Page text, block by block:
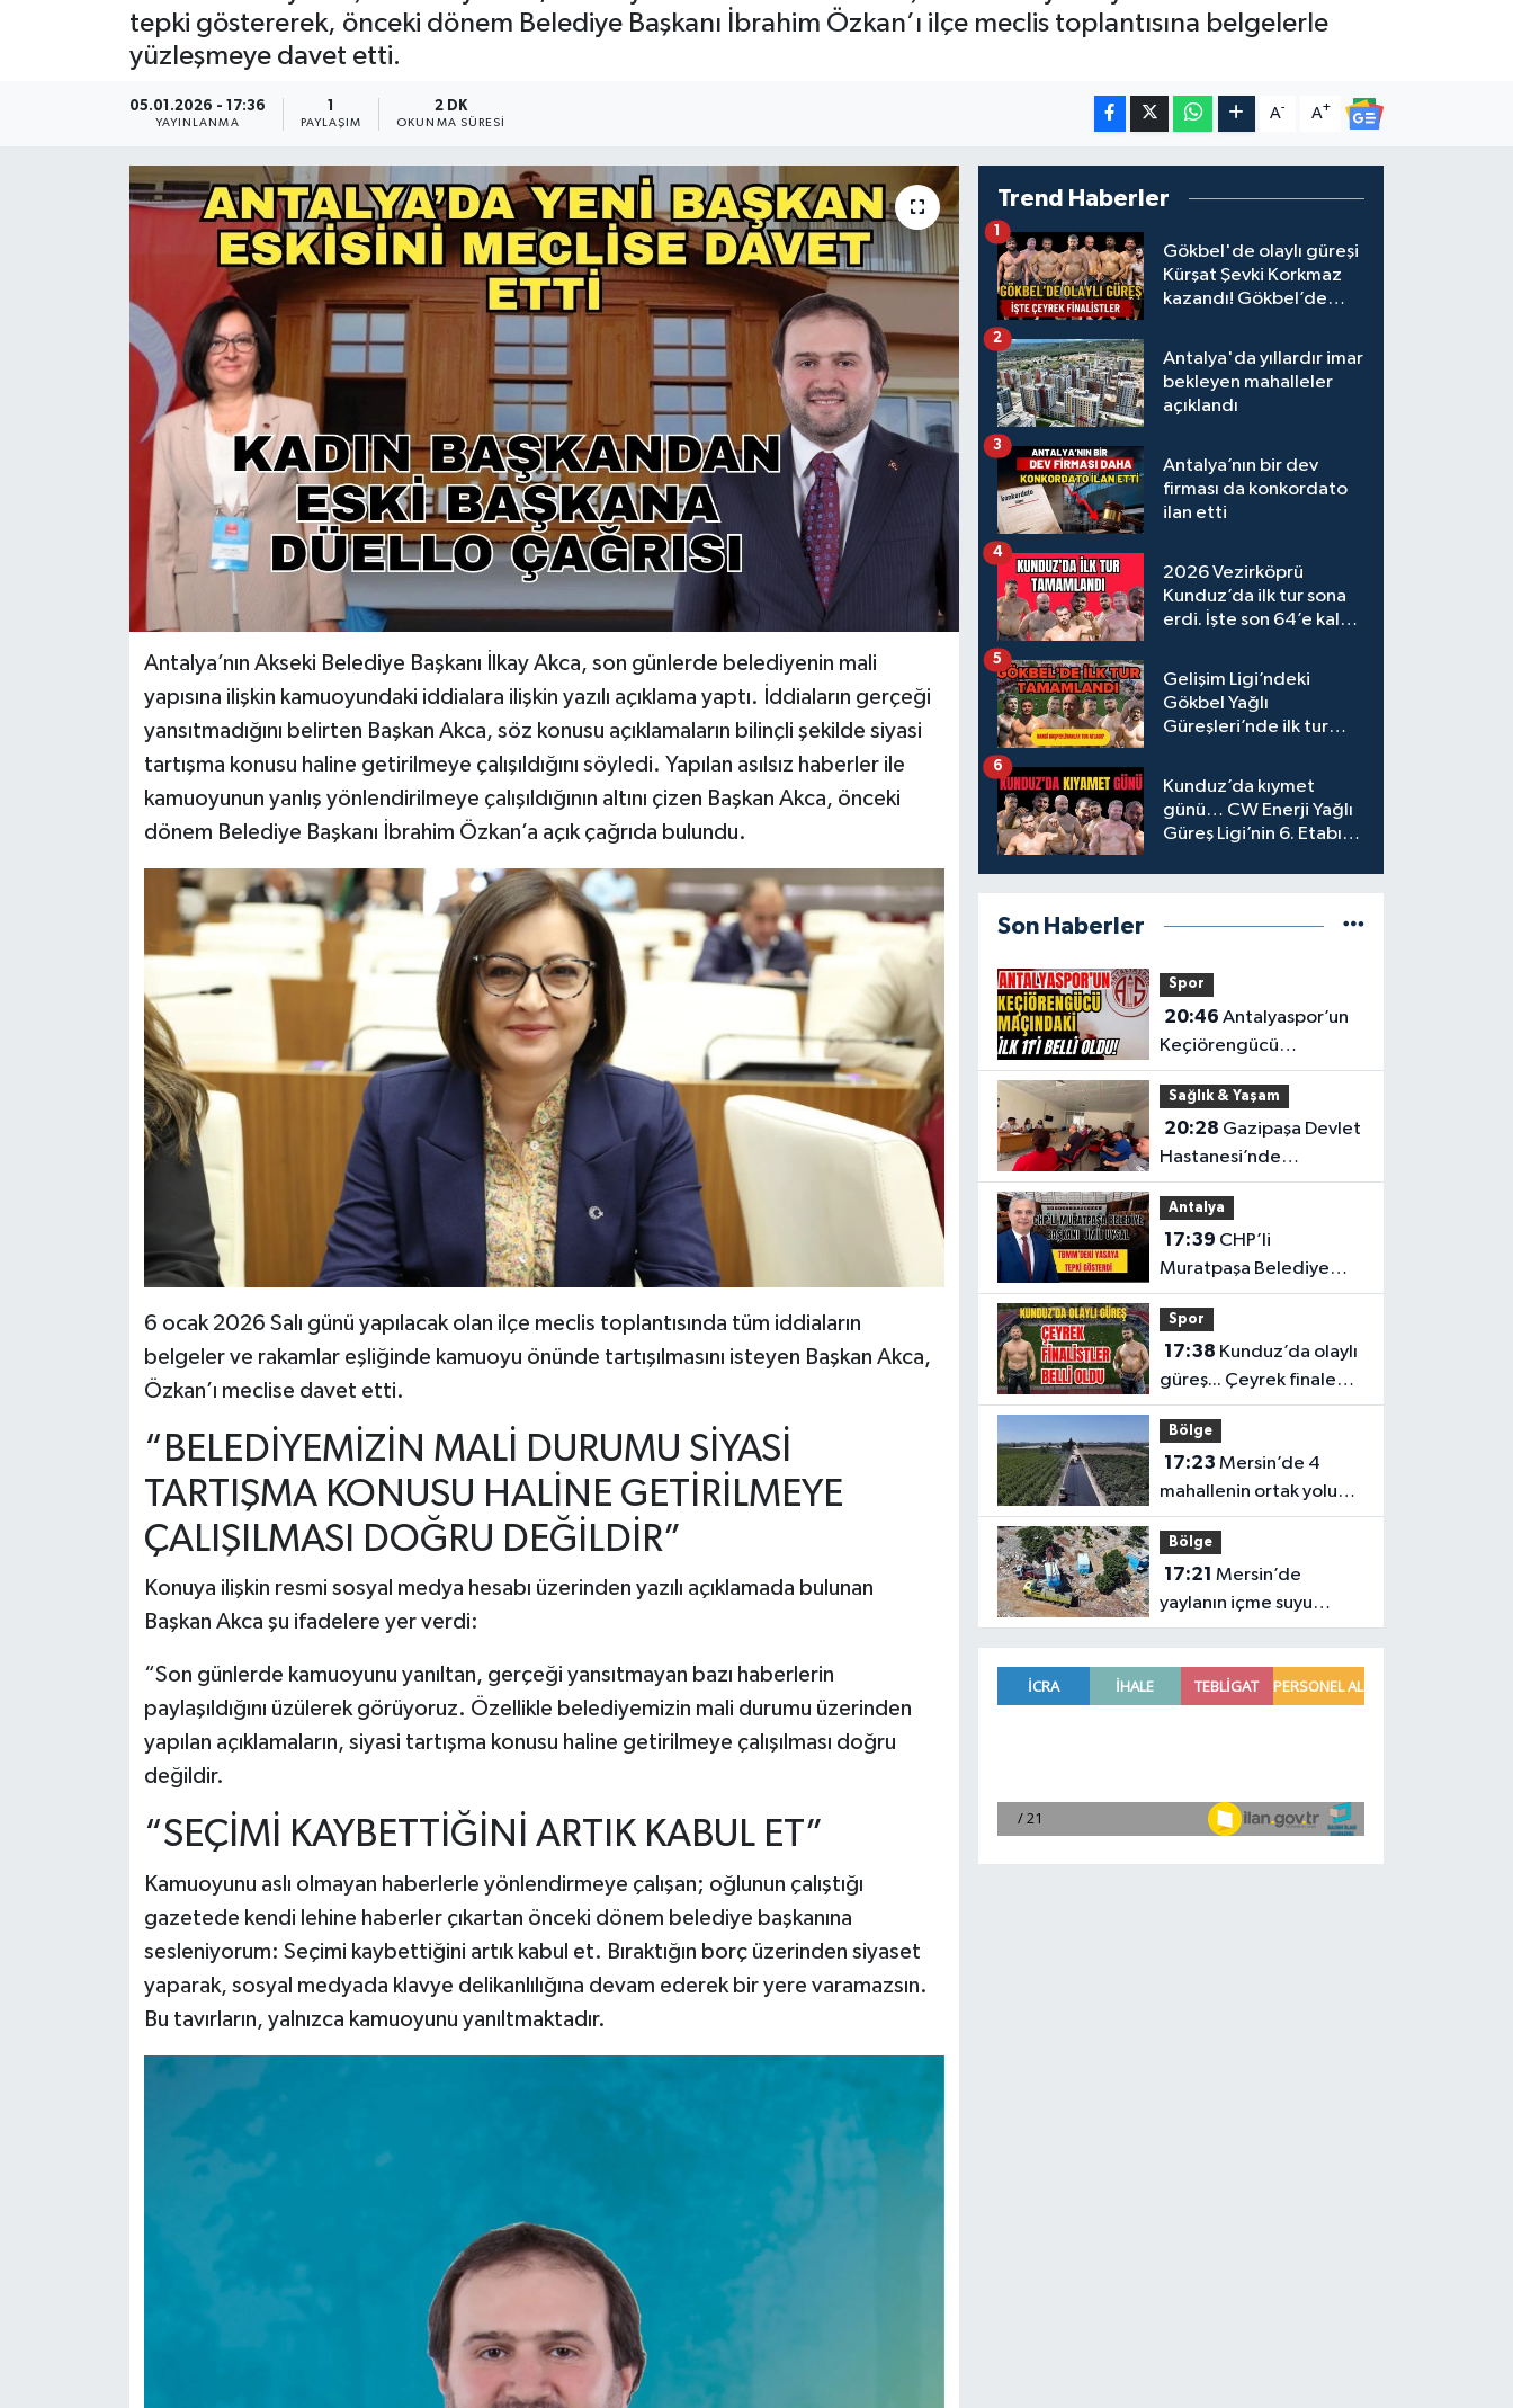
tepki göstererek, önceki dönem Belediye Başkanı İbrahim Özkan’ı ilçe meclis toplantısına belgelerle
yüzleşmeye davet etti.
05.01.2026 - 17:36
YAYINLANMA
1
PAYLAŞIM
2 DK
OKUNMA SÜRESI
A- A+
Antalya’nın Akseki Belediye Başkanı İlkay Akca, son günlerde belediyenin mali
yapısına ilişkin kamuoyundaki iddialara ilişkin yazılı açıklama yaptı. İddiaların gerçeği
yansıtmadığını belirten Başkan Akca, söz konusu açıklamaların bilinçli şekilde siyasi
tartışma konusu haline getirilmeye çalışıldığını söyledi. Yapılan asılsız haberler ile
kamuoyunun yanlış yönlendirilmeye çalışıldığının altını çizen Başkan Akca, önceki
dönem Belediye Başkanı İbrahim Özkan’a açık çağrıda bulundu.
6 ocak 2026 Salı günü yapılacak olan ilçe meclis toplantısında tüm iddiaların
belgeler ve rakamlar eşliğinde kamuoyu önünde tartışılmasını isteyen Başkan Akca,
Özkan’ı meclise davet etti.
“BELEDİYEMİZİN MALİ DURUMU SİYASİ
TARTIŞMA KONUSU HALİNE GETİRİLMEYE
ÇALIŞILMASI DOĞRU DEĞİLDİR”
Konuya ilişkin resmi sosyal medya hesabı üzerinden yazılı açıklamada bulunan
Başkan Akca şu ifadelere yer verdi:
“Son günlerde kamuoyunu yanıltan, gerçeği yansıtmayan bazı haberlerin
paylaşıldığını üzülerek görüyoruz. Özellikle belediyemizin mali durumu üzerinden
yapılan açıklamaların, siyasi tartışma konusu haline getirilmeye çalışılması doğru
değildir.
“SEÇİMİ KAYBETTİĞİNİ ARTIK KABUL ET”
Kamuoyunu aslı olmayan haberlerle yönlendirmeye çalışan; oğlunun çalıştığı
gazetede kendi lehine haberler çıkartan önceki dönem belediye başkanına
sesleniyorum: Seçimi kaybettiğini artık kabul et. Bıraktığın borç üzerinden siyaset
yaparak, sosyal medyada klavye delikanlılığına devam ederek bir yere varamazsın.
Bu tavırların, yalnızca kamuoyunu yanıltmaktadır.
Trend Haberler
Gökbel'de olaylı güreşi
Kürşat Şevki Korkmaz
kazandı! Gökbel’de
Gürbüz elendi!
1
Antalya'da yıllardır imar
bekleyen mahalleler
açıklandı
2
Antalya’nın bir dev
firması da konkordato
ilan etti
3
2026 Vezirköprü
Kunduz’da ilk tur sona
erdi. İşte son 64’e kalan
4
Gelişim Ligi’ndeki
Gökbel Yağlı
Güreşleri’nde ilk tur
5
Kunduz’da kıymet
günü… CW Enerji Yağlı
Güreş Ligi’nin 6. Etabı
6
Son Haberler
Spor
20:46
Keçiörengücü
maçındaki ilk 11'i belli
oldu!
Sağlık & Yaşam
20:28
Hastanesi’nde
çalışanların talepleri
masaya yatırıldı
Antalya
17:39
Muratpaşa Belediye
Başkanı Ümit Uysal
TBMM’deki yasaya tepki
gösterdi
Spor
17:38
güreş... Çeyrek finale
kalan başpehlivanlar
belli oldu
Bölge
17:23
mahallenin ortak yolu
yenilendi
Bölge
17:21
yaylanın içme suyu
kapasitesi 2 katına
Kültür & Sanat
Resmi İlan